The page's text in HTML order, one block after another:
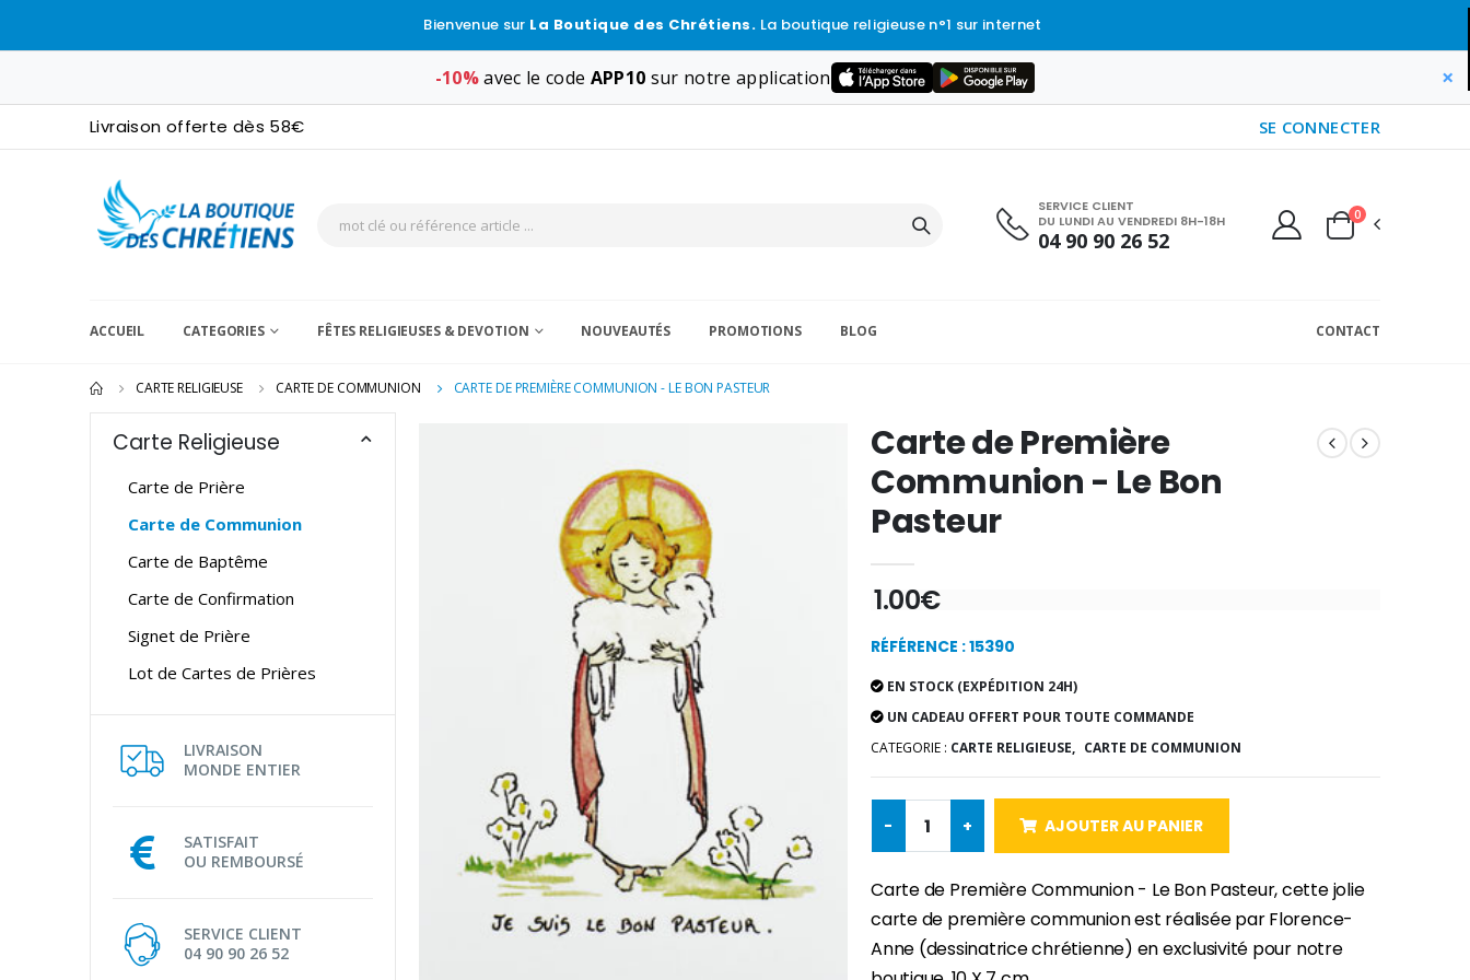
Bienvenue sur La Boutique des Chrétiens. La boutique religieuse n°1 sur internet
-10%avec le code APP10 sur notre application ×
Livraison offerte dès 58€ SE CONNECTER
SERVICE CLIENT
DU LUNDI AU VENDREDI 8H-18H
04 90 90 26 52
0
ACCUEIL CATEGORIES FÊTES RELIGIEUSES & DEVOTION NOUVEAUTÉS PROMOTIONS BLOG CONTACT
CARTE RELIGIEUSE CARTE DE COMMUNION CARTE DE PREMIÈRE COMMUNION - LE BON PASTEUR
Carte Religieuse
Carte de Prière
Carte de Communion
Carte de Baptême
Carte de Confirmation
Signet de Prière
Lot de Cartes de Prières
LIVRAISON
MONDE ENTIER
SATISFAIT
OU REMBOURSÉ
SERVICE CLIENT
04 90 90 26 52
Carte de Première
Communion - Le Bon
Pasteur
1.00€
RÉFÉRENCE : 15390
EN STOCK (EXPÉDITION 24H)
UN CADEAU OFFERT POUR TOUTE COMMANDE
CATEGORIE : CARTE RELIGIEUSE, CARTE DE COMMUNION
- + AJOUTER AU PANIER
Carte de Première Communion - Le Bon Pasteur, cette jolie
carte de première communion est réalisée par Florence-
Anne (dessinatrice chrétienne) en exclusivité pour notre